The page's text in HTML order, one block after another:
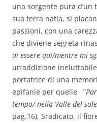
una sorgente pura
sua terra natia, si
passioni, con una
che diviene segreta
di essere qui/mentre mi
un’addizione
portatrice di una
epifanie per quelle “
tempo/ nella Valle del
pag.16). Sradicato, il